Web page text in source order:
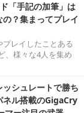
「手記の加筆」は
？集まってプレイ
プレイしたことある
、様々な4人を集め
シュレートで勝ち
ネル搭載のGigaCry